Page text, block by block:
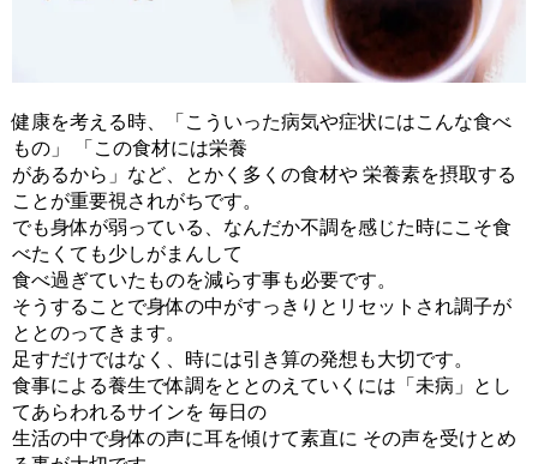
健康を考える時、「こういった病気や症状にはこんな食べ
もの」 「この食材には栄養
があるから」など、とかく多くの食材や 栄養素を摂取する
ことが重要視されがちです。
でも身体が弱っている、なんだか不調を感じた時にこそ食
べたくても少しがまんして
食べ過ぎていたものを減らす事も必要です。
そうすることで身体の中がすっきりとリセットされ調子が
ととのってきます。
足すだけではなく、時には引き算の発想も大切です。
食事による養生で体調をととのえていくには「未病」とし
てあらわれるサインを 毎日の
生活の中で身体の声に耳を傾けて素直に その声を受けとめ